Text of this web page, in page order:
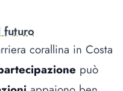
futuro
corallina in Costa
può